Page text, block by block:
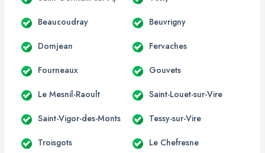
Beaucoudray Beuvrigny
Domjean Fervaches
Fourneaux Gouvets
Le Mesnil-Raoult Saint-Louet-sur-Vire
Saint-Vigor-des-Monts Tessy-sur-Vire
Troisgots Le Chefresne